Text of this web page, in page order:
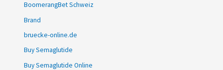
BoomerangBet Schweiz
Brand
bruecke-online.de
Buy Semaglutide
Buy Semaglutide Online